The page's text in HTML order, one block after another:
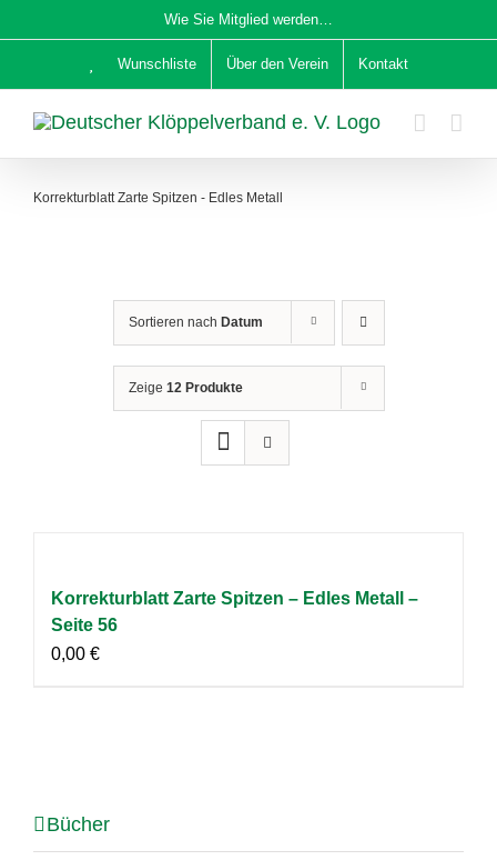
Inhalt
Wie Sie Mitglied werden…
Wunschliste Über den Verein Kontakt
Korrekturblatt Zarte Spitzen - Edles Metall
Sortieren nach Datum
Zeige 12 Produkte
Korrekturblatt Zarte Spitzen – Edles Metall –
Seite 56
0,00 €
Bücher